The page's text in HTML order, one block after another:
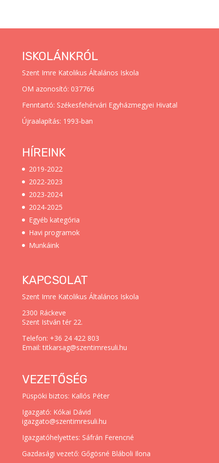
ISKOLÁNKRÓL
Szent Imre Katolikus Általános Iskola
OM azonosító: 037766
Fenntartó: Székesfehérvári Egyházmegyei Hivatal
Újraalapítás: 1993-ban
HÍREINK
2019-2022
2022-2023
2023-2024
2024-2025
Egyéb kategória
Havi programok
Munkáink
KAPCSOLAT
Szent Imre Katolikus Általános Iskola
2300 Ráckeve
Szent István tér 22.
Telefon: +36 24 422 803
Email: titkarsag@szentimresuli.hu
VEZETŐSÉG
Püspöki biztos: Kallós Péter
Igazgató: Kókai Dávid
igazgato@szentimresuli.hu
Igazgatóhelyettes: Sáfrán Ferencné
Gazdasági vezető: Gőgösné Bláboli Ilona